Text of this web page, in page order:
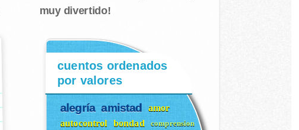
muy divertido!
cuentos ordenados
por valores
alegría amistad amor
autocontrol bondad comprension